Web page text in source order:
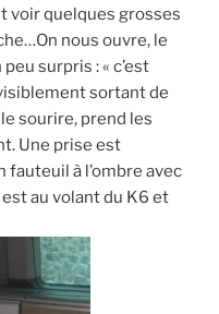
voir quelques grosses
nous ouvre, le
surpris : « c’est
sortant de
sourire, prend les
Une prise est
fauteuil à l’ombre avec
au volant du K6 et